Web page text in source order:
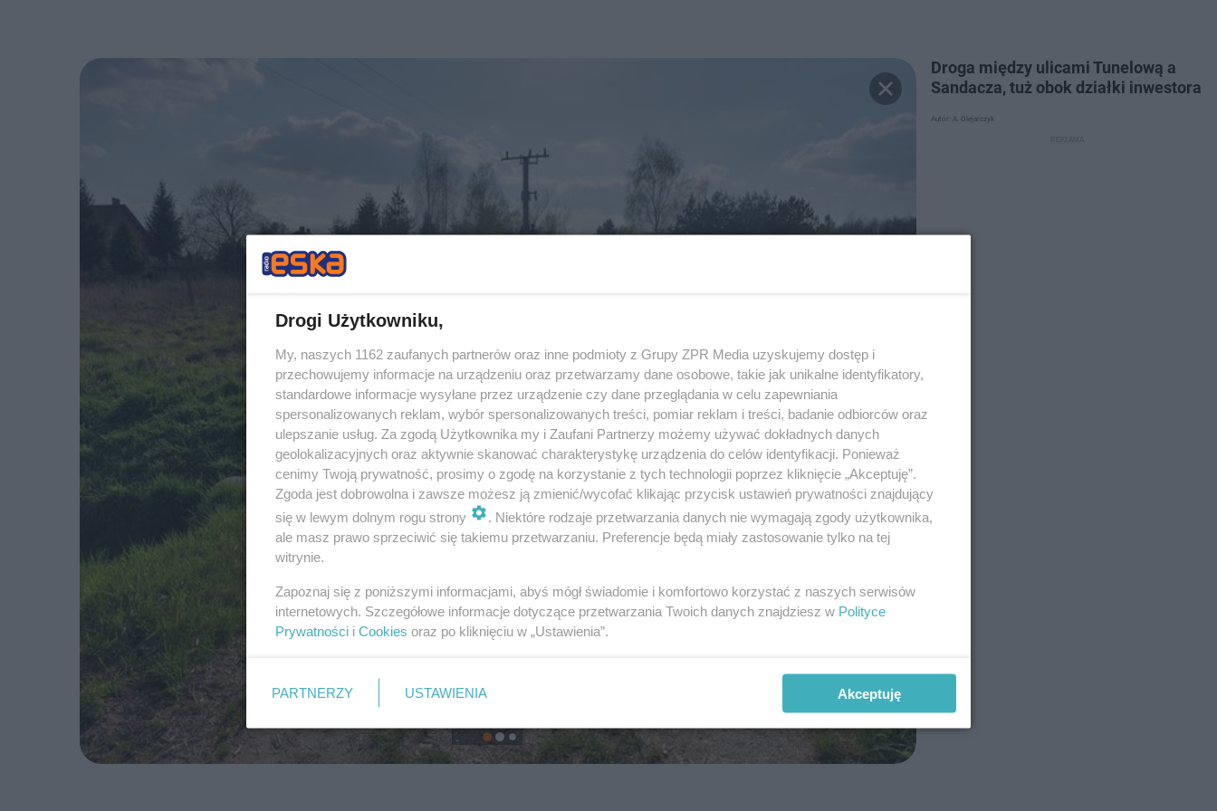
Droga między ulicami Tunelową a
Sandacza, tuż obok działki inwestora
Autor: A. Olejarczyk
Drogi Użytkowniku,
My, naszych 1162 zaufanych partnerów oraz inne podmioty z Grupy ZPR Media uzyskujemy dostęp i
przechowujemy informacje na urządzeniu oraz przetwarzamy dane osobowe, takie jak unikalne identyfikatory,
standardowe informacje wysyłane przez urządzenie czy dane przeglądania w celu zapewniania
spersonalizowanych reklam, wybór spersonalizowanych treści, pomiar reklam i treści, badanie odbiorców oraz
ulepszanie usług. Za zgodą Użytkownika my i Zaufani Partnerzy możemy używać dokładnych danych
geolokalizacyjnych oraz aktywnie skanować charakterystykę urządzenia do celów identyfikacji. Ponieważ
cenimy Twoją prywatność, prosimy o zgodę na korzystanie z tych technologii poprzez kliknięcie „Akceptuję”.
Zgoda jest dobrowolna i zawsze możesz ją zmienić/wycofać klikając przycisk ustawień prywatności znajdujący
się w lewym dolnym rogu strony
. Niektóre rodzaje przetwarzania danych nie wymagają zgody użytkownika,
ale masz prawo sprzeciwić się takiemu przetwarzaniu. Preferencje będą miały zastosowanie tylko na tej
witrynie.
Zapoznaj się z poniższymi informacjami, abyś mógł świadomie i komfortowo korzystać z naszych serwisów
internetowych. Szczegółowe informacje dotyczące przetwarzania Twoich danych znajdziesz w Polityce
Prywatności i Cookies oraz po kliknięciu w „Ustawienia”.
PARTNERZY USTAWIENIA Akceptuję